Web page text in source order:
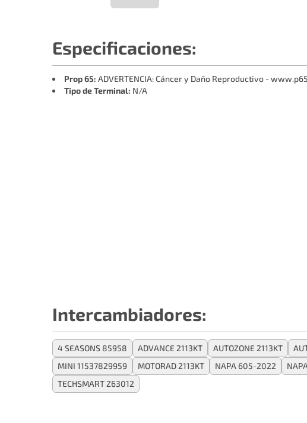
Especificaciones:
Prop 65: ADVERTENCIA: Cáncer y Daño Reproductivo -
Tipo de Terminal: N/A
Intercambiadores:
4 SEASONS 85958 ADVANCE 2113KT AUTOZONE 2113KT
MINI 11537829959
MOTORAD 2113KT NAPA 605-2022
TECHSMART Z63012